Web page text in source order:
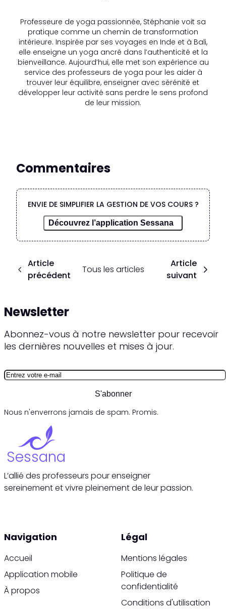
Professeure de yoga passionnée, Stéphanie voit sa
pratique comme un chemin de transformation
intérieure. Inspirée par ses voyages en Inde et à Bali,
elle enseigne un yoga ancré dans l’authenticité et la
bienveillance. Aujourd’hui, elle met son expérience au
service des professeurs de yoga pour les aider à
trouver leur équilibre, enseigner avec sérénité et
développer leur activité sans perdre le sens profond
de leur mission.
Commentaires
ENVIE DE SIMPLIFIER LA GESTION DE VOS COURS ?
Découvrez l’application Sessana
Article
précédent
Tous les articles
Article
suivant
Newsletter
Abonnez-vous à notre newsletter pour recevoir
les dernières nouvelles et mises à jour.
S'abonner
Nous n'enverrons jamais de spam. Promis.
Sessana
L’allié des professeurs pour enseigner
sereinement et vivre pleinement de leur passion.
Navigation
Accueil
Application mobile
À propos
Légal
Mentions légales
Politique de
confidentialité
Conditions d'utilisation